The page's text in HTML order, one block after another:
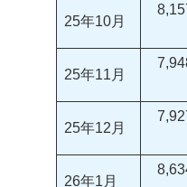
25年10月
25年11月
25年12月
26年1月